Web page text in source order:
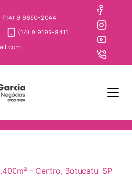
(14) 9 9890-2044
(14) 9 9199-8411
- Centro, Botucatu, SP